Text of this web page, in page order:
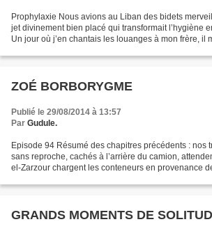
Prophylaxie Nous avions au Liban des bidets
jet divinement bien placé qui transformait l’hygiène
Un jour où j’en chantais les louanges à mon frère, il
ZOÉ BORBORYGME
Publié le 29/08/2014 à 13:57
Par Gudule.
Episode 94 Résumé des chapitres précédents : nos
sans reproche, cachés à l’arrière du camion,
el-Zarzour chargent les conteneurs en provenance
GRANDS MOMENTS DE